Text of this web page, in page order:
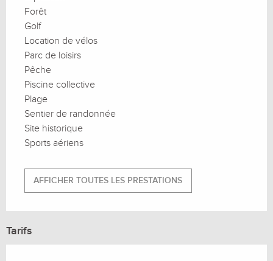
Forêt
Golf
Location de vélos
Parc de loisirs
Pêche
Piscine collective
Plage
Sentier de randonnée
Site historique
Sports aériens
AFFICHER TOUTES LES PRESTATIONS
Tarifs